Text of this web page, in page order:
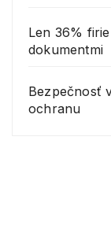
Len 36%
dokumentmi
Bezpečnosť
ochranu